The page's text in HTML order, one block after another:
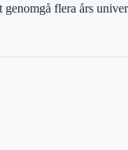
flera års